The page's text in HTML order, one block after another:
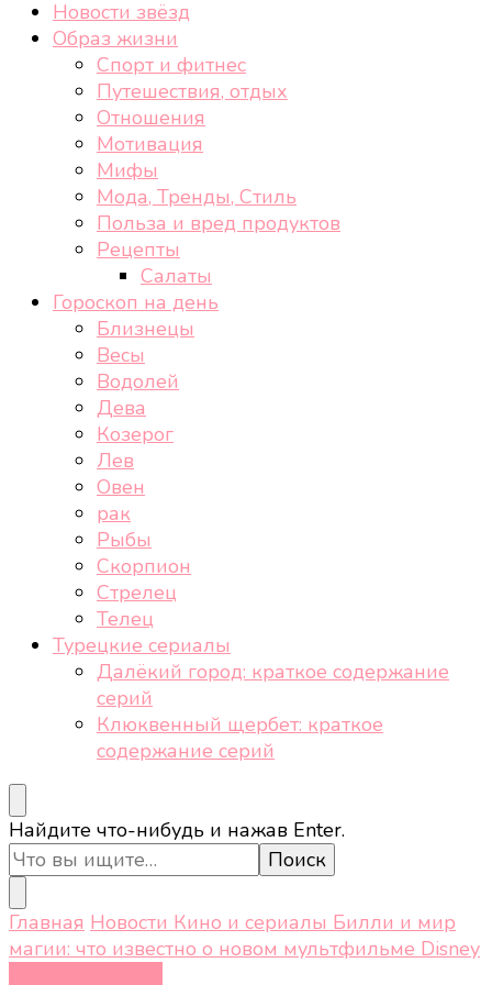
Новости звёзд
Образ жизни
Спорт и фитнес
Путешествия, отдых
Отношения
Мотивация
Мифы
Мода, Тренды, Стиль
Польза и вред продуктов
Рецепты
Салаты
Гороскоп на день
Близнецы
Весы
Водолей
Дева
Козерог
Лев
Овен
рак
Рыбы
Скорпион
Стрелец
Телец
Турецкие сериалы
Далёкий город: краткое содержание
серий
Клюквенный щербет: краткое
содержание серий
Ищите
что-
то?
Найдите что-нибудь и нажав Enter.
Главная Новости Кино и сериалы Билли и мир
магии: что известно о новом мультфильме Disney